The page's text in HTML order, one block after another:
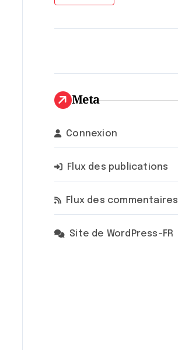
Meta
Connexion
Flux des publications
Flux des commentaires
Site de WordPress-FR